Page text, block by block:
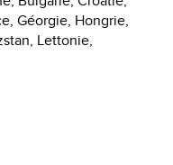
Géorgie, Hongrie,
Lettonie,